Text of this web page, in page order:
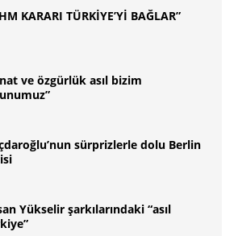
KARARI TÜRKİYE’Yİ BAĞLAR”
ve özgürlük asıl bizim
sürprizlerle dolu Berlin
Yükselir şarkılarındaki “asıl